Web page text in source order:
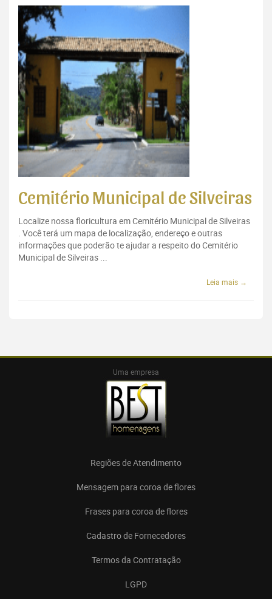
Cemitério Municipal de Silveiras
Localize nossa floricultura em Cemitério Municipal de Silveiras
. Você terá um mapa de localização, endereço e outras
informações que poderão te ajudar a respeito do Cemitério
Municipal de Silveiras ...
Leia mais →
Uma empresa
Regiões de Atendimento
Mensagem para coroa de flores
Frases para coroa de flores
Cadastro de Fornecedores
Termos da Contratação
LGPD